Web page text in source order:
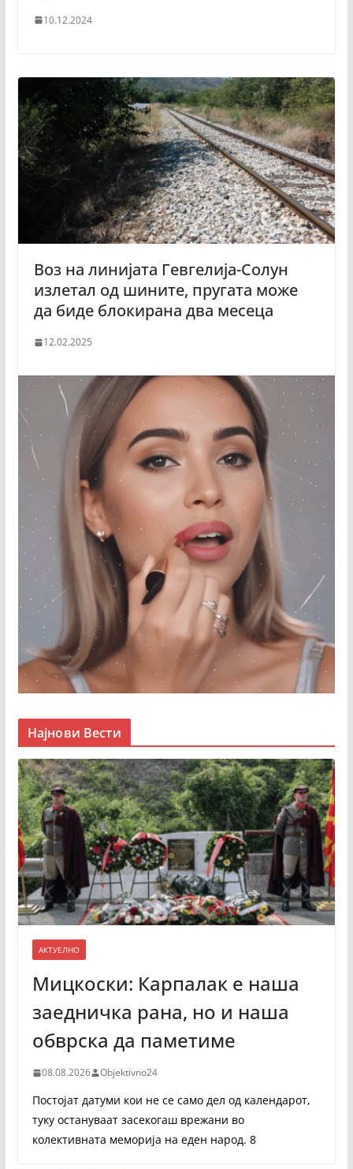
10.12.2024
Воз на линијата Гевгелија-Солун
излетал од шините, пругата може
да биде блокирана два месеца
12.02.2025
Најнови Вести
АКТУЕЛНО
Мицкоски: Карпалак е наша
заедничка рана, но и наша
обврска да паметиме
08.08.2026 Objektivno24
Постојат датуми кои не се само дел од календарот,
туку остануваат засекогаш врежани во
колективната меморија на еден народ. 8